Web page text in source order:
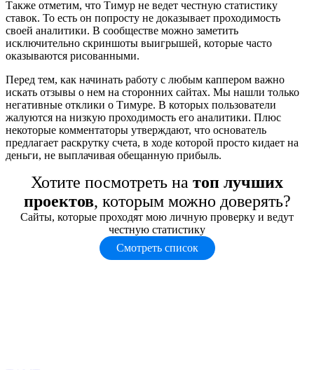
Также отметим, что Тимур не ведет честную статистику
ставок. То есть он попросту не доказывает проходимость
своей аналитики. В сообществе можно заметить
исключительно скриншоты выигрышей, которые часто
оказываются рисованными.
Перед тем, как начинать работу с любым каппером важно
искать отзывы о нем на сторонних сайтах. Мы нашли только
негативные отклики о Тимуре. В которых пользователи
жалуются на низкую проходимость его аналитики. Плюс
некоторые комментаторы утверждают, что основатель
предлагает раскрутку счета, в ходе которой просто кидает на
деньги, не выплачивая обещанную прибыль.
Хотите посмотреть на топ лучших
проектов, которым можно доверять?
Сайты, которые проходят мою личную проверку и ведут
честную статистику
Смотреть список